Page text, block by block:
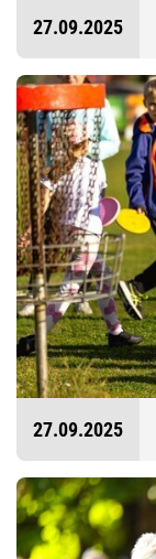
27.09.2025
27.09.2025